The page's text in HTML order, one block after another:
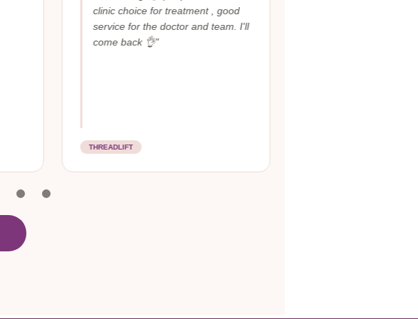
clinic choice for treatment , good
service for the doctor and team. I'll
come back 👌"
THREADLIFT